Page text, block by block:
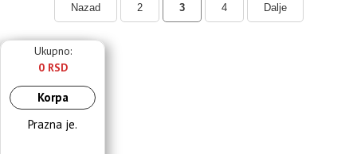
Nazad 2 3 4 Dalje
Ukupno:
0 RSD
Korpa
Prazna je.